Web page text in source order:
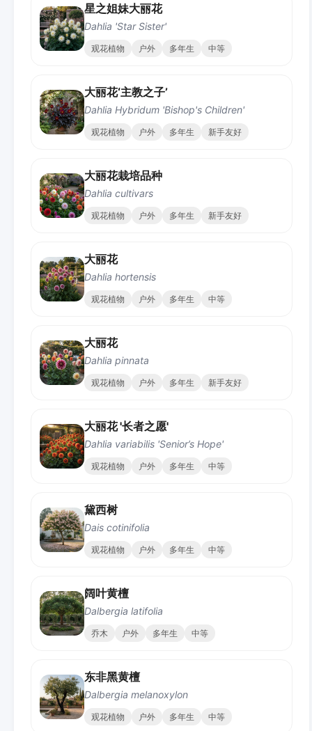
星之姐妹大丽花
Dahlia 'Star Sister'
观花植物 户外 多年生 中等
大丽花‘主教之子’
Dahlia Hybridum 'Bishop's Children'
观花植物 户外 多年生 新手友好
大丽花栽培品种
Dahlia cultivars
观花植物 户外 多年生 新手友好
大丽花
Dahlia hortensis
观花植物 户外 多年生 中等
大丽花
Dahlia pinnata
观花植物 户外 多年生 新手友好
大丽花 '长者之愿'
Dahlia variabilis 'Senior’s Hope'
观花植物 户外 多年生 中等
黛西树
Dais cotinifolia
观花植物 户外 多年生 中等
阔叶黄檀
Dalbergia latifolia
乔木 户外 多年生 中等
东非黑黄檀
Dalbergia melanoxylon
观花植物 户外 多年生 中等